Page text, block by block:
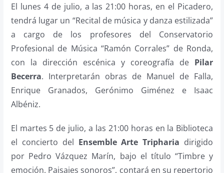
El lunes 4 de julio, a las 21:00 horas, en el Picadero,
tendrá lugar un “Recital de música y danza estilizada”
a cargo de los profesores del Conservatorio
Profesional de Música “Ramón Corrales” de Ronda,
con la dirección escénica y coreografía de Pilar
Becerra. Interpretarán obras de Manuel de Falla,
Enrique Granados, Gerónimo Giménez e Isaac
Albéniz.
El martes 5 de julio, a las 21:00 horas en la Biblioteca
el concierto del Ensemble Arte Tripharia dirigido
por Pedro Vázquez Marín, bajo el título “Timbre y
emoción. Paisajes sonoros”, contará en su repertorio